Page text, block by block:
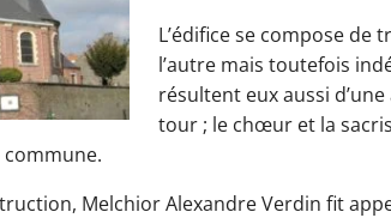
L’édifice se compose de
l’autre mais toutefois
résultent eux aussi
tour ; le chœur et la
Melchior Alexandre Verdin fit